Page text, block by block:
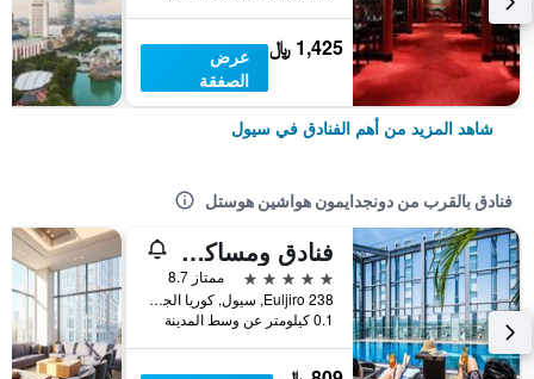
1,425 ﷼
عرض
الصفقة
شاهد المزيد من أهم الفنادق في سيول
فنادق بالقرب من دونجدايمون هواشين هوستل
فنادق ومساكن نوفوتيل أمباسادور سيول دونغديمون
5 نجوم
ممتاز 8.7
238 Euljiro, سيول, كوريا الجنوبية
0.1 كيلومتر عن وسط المدينة